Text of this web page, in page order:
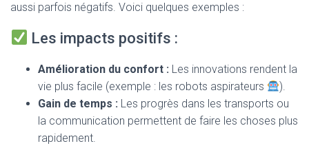
aussi parfois négatifs. Voici quelques exemples :
Les impacts positifs :
Amélioration du confort : Les innovations rendent la
vie plus facile (exemple : les robots aspirateurs
).
Gain de temps : Les progrès dans les transports ou
la communication permettent de faire les choses plus
rapidement.